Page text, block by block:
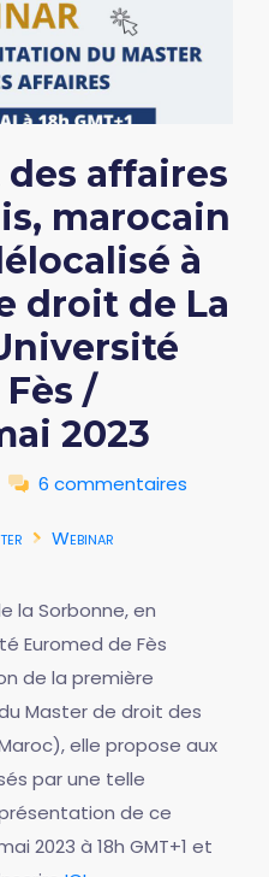
affaires
marocain
à
droit de La
/
2023
6 commentaires
Webinar
la Sorbonne, en
Euromed de Fès
de la première
Master de droit des
elle propose aux
par une telle
présentation de ce
2023 à 18h GMT+1 et